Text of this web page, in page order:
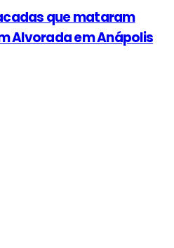
que mataram
Alvorada em Anápolis